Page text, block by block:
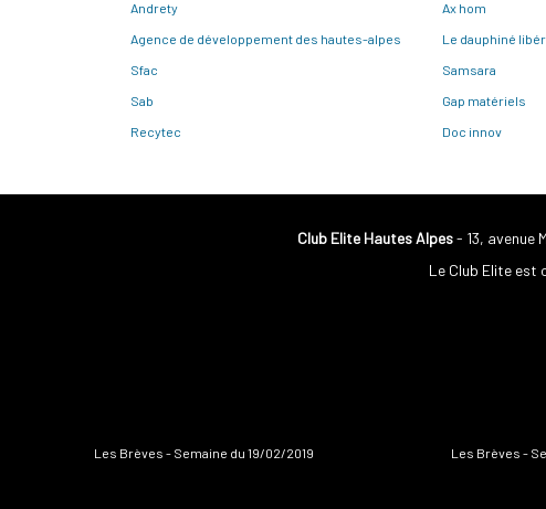
Andrety
Ax hom
Agence de développement des hautes-alpes
Le dauphiné
Sfac
Samsara
Sab
Gap matériels
Recytec
Doc innov
Club Elite Hautes Alpes- 13, avenue
Le Club Elite est
Les Brèves - Semaine du 19/02/2019 Les Brèves -